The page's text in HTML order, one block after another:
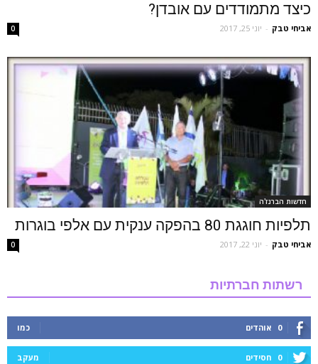
כיצד מתמודדים עם אובדן?
אביחי טבק - יוני 25, 2017 0
חדשות הברנז'ה
תלפיות חוגגת 80 בהפקה ענקית עם אלפי בוגרות
אביחי טבק - יוני 22, 2017 0
רשתות חברתיות
0 אוהדים כמו
0 חסידים מעקב